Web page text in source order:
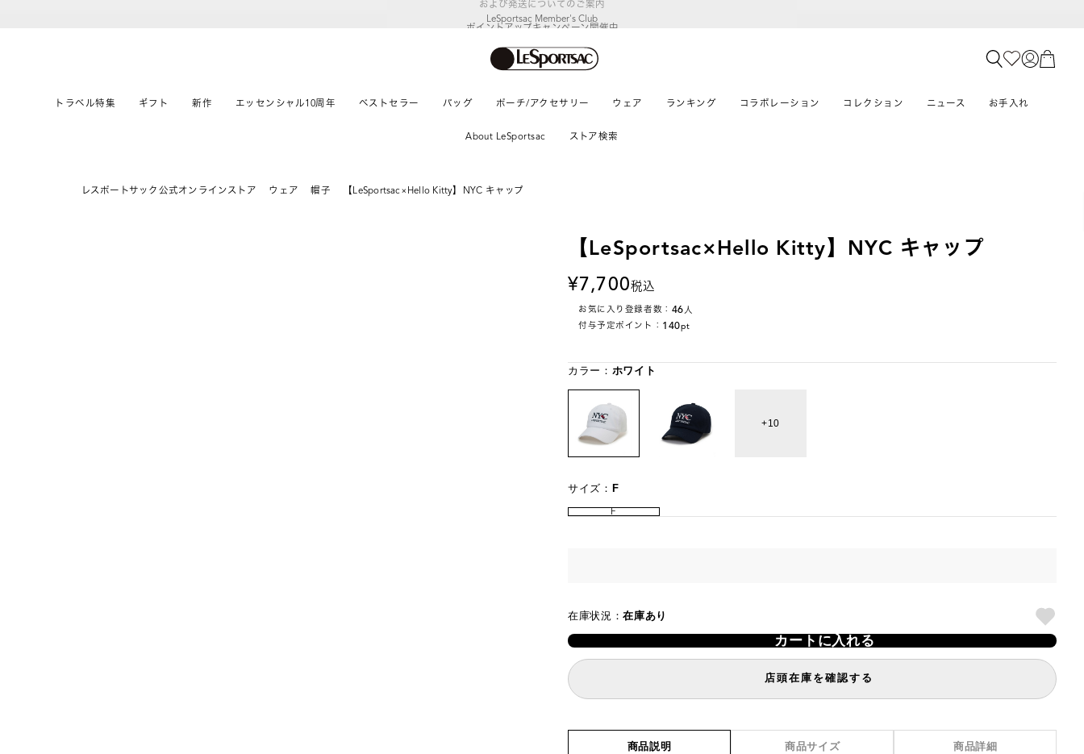
LeSportsac Member's Club
ポイントアップキャンペーン開催中
トラベル特集 ギフト 新作 エッセンシャル10周年 ベストセラー バッグ ポーチ/アクセサリー ウェア ランキング コラボレーション コレクション ニュース お手入れ
About LeSportsac ストア検索
レスポートサック公式オンラインストア ウェア 帽子 【LeSportsac×Hello Kitty】NYC キャップ
【LeSportsac×Hello Kitty】NYC キャップ
7,700税込
お気に入り登録者数： 46人
付与予定ポイント： 140pt
カラー： ホワイト
10
サイズ： F
F
在庫状況：在庫あり
カートに入れる
店頭在庫を確認する
商品説明 商品サイズ 商品詳細